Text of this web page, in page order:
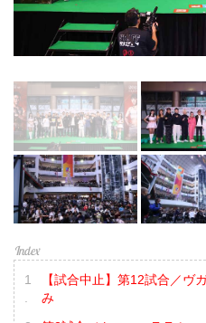
【試合中止】第12試合／ヴ
み